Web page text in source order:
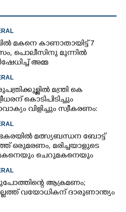
മകനെ കാണാതായിട്ട് 7
പൊലീസിനു മുന്നിൽ
അമ്മ
മന്ത്രി കെ
കൊടിപിടിച്ചും
വിളിച്ചും സ്വീകരണം:
വ്യാപകവിമർശനം
മത്സ്യബന്ധന ബോട്ട്
ഒരുമരണം,​ മരിച്ചയാളുടെ
ചെറുമകനെയും
ആക്രമണം;
വയോധികന് ദാരുണാന്ത്യം